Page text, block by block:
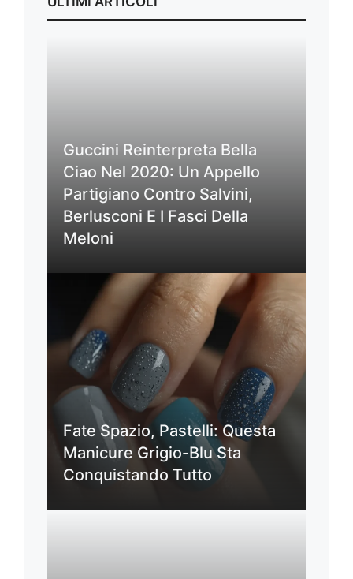
Guccini Reinterpreta Bella
Ciao Nel 2020: Un Appello
Partigiano Contro Salvini,
Berlusconi E I Fasci Della
Meloni
Fate Spazio, Pastelli: Questa
Manicure Grigio-Blu Sta
Conquistando Tutto